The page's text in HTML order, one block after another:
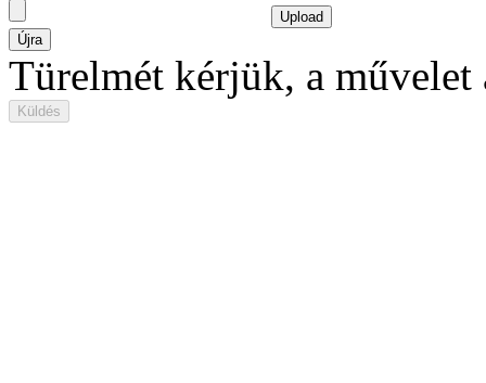
Újra
Türelmét kérjük, a
Küldés